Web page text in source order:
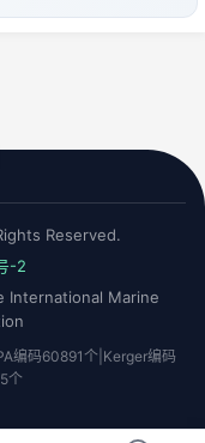
Reserved.
-2
International Marine
编码60891个|Kerger编码
个